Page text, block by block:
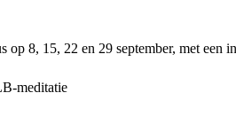
8, 15, 22 en 29 september, met een
meditatie